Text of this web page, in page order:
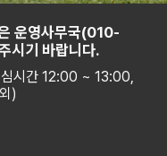
운영사무국(010-
기 바랍니다.
시간 12:00 ~ 13:00,
)